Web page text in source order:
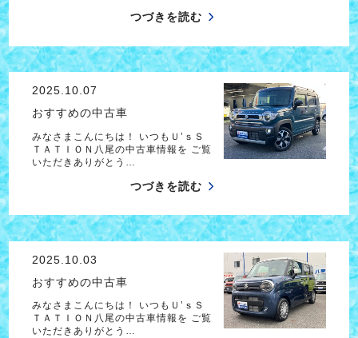
つづきを読む
2025.10.07
おすすめの中古車
みなさまこんにちは！ いつもＵ’ｓＳ
ＴＡＴＩＯＮ八尾の中古車情報を ご覧
いただきありがとう…
つづきを読む
2025.10.03
おすすめの中古車
みなさまこんにちは！ いつもＵ’ｓＳ
ＴＡＴＩＯＮ八尾の中古車情報を ご覧
いただきありがとう…